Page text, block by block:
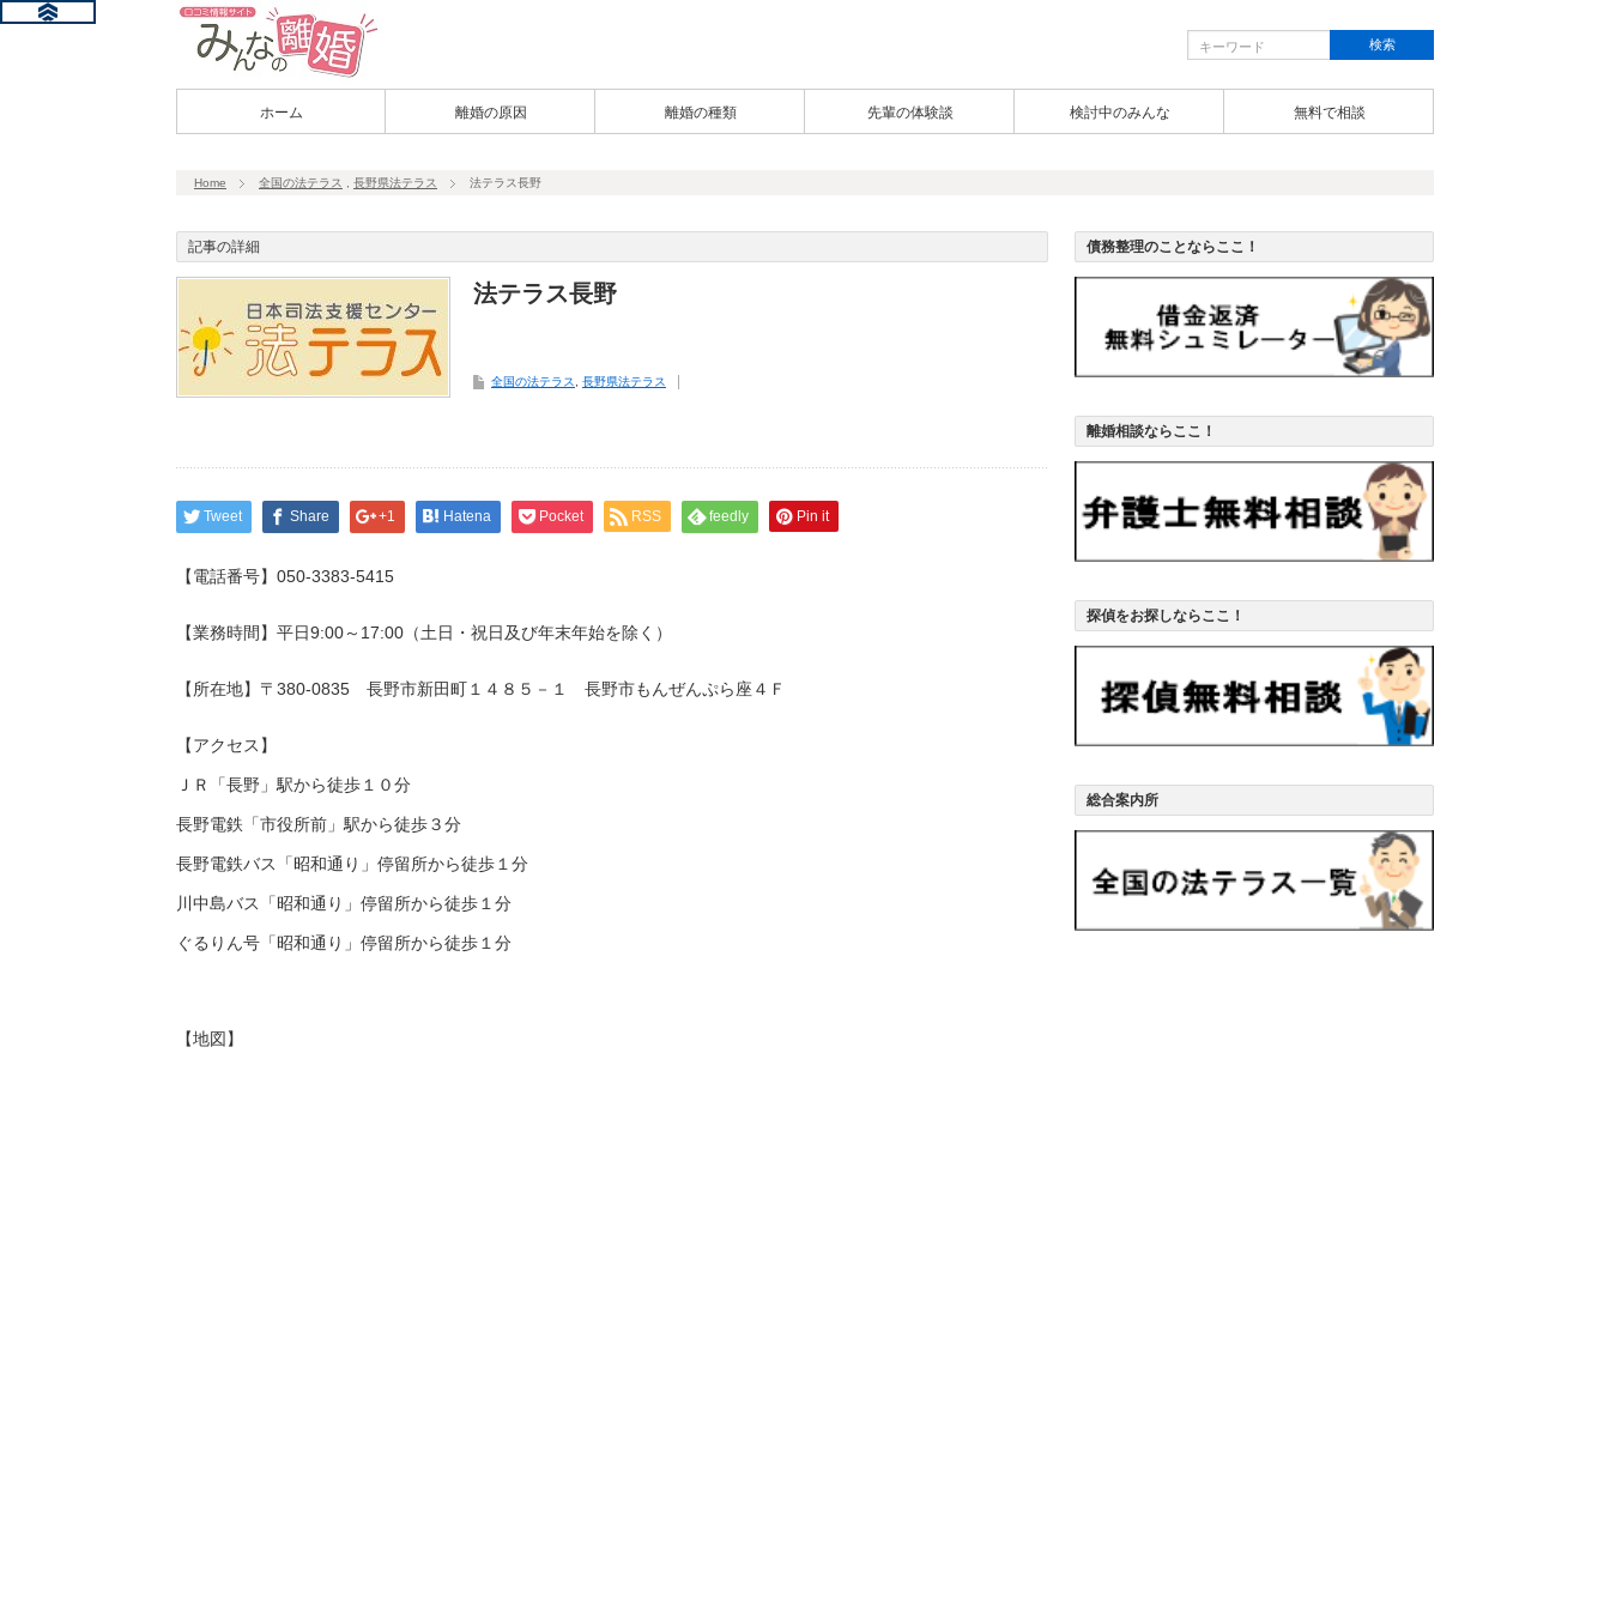
ホーム 離婚の原因 離婚の種類 先輩の体験談 検討中のみんな 無料で相談
Home 全国の法テラス 長野県法テラス 法テラス長野
記事の詳細
法テラス長野
全国の法テラス 長野県法テラス
Tweet Share +1 Hatena Pocket RSS feedly Pin it
【電話番号】050-3383-5415
【業務時間】平日9:00～17:00（土日・祝日及び年末年始を除く）
【所在地】〒380-0835 長野市新田町１４８５－１ 長野市もんぜんぷら座４Ｆ
【アクセス】
ＪＲ「長野」駅から徒歩１０分
長野電鉄「市役所前」駅から徒歩３分
長野電鉄バス「昭和通り」停留所から徒歩１分
川中島バス「昭和通り」停留所から徒歩１分
ぐるりん号「昭和通り」停留所から徒歩１分
【地図】
債務整理のことならここ！
離婚相談ならここ！
探偵をお探しならここ！
総合案内所